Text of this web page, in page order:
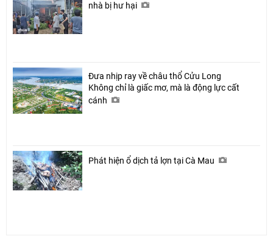
nhà bị hư hại
Đưa nhịp ray về châu thổ Cửu Long
Không chỉ là giấc mơ, mà là động lực cất
cánh
Phát hiện ổ dịch tả lợn tại Cà Mau